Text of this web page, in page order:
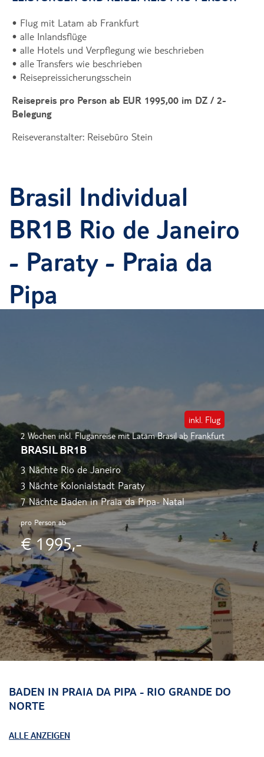
• Flug mit Latam ab Frankfurt
• alle Inlandsflüge
• alle Hotels und Verpflegung wie beschrieben
• alle Transfers wie beschrieben
• Reisepreissicherungsschein
Reisepreis pro Person ab EUR 1995,00 im DZ / 2-
Belegung
Reiseveranstalter: Reisebüro Stein
Brasil Individual
BR1B Rio de Janeiro
- Paraty - Praia da
Pipa
inkl. Flug
2 Wochen inkl. Fluganreise mit Latam Brasil ab Frankfurt
BRASIL BR1B
3 Nächte Rio de Janeiro
3 Nächte Kolonialstadt Paraty
7 Nächte Baden in Praia da Pipa- Natal
pro Person ab
€ 1995,-
BADEN IN PRAIA DA PIPA - RIO GRANDE DO
NORTE
ALLE ANZEIGEN